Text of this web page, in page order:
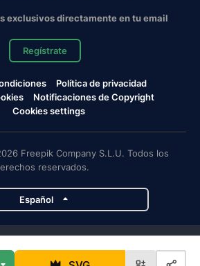
exclusivos directamente en tu email
Regístrate
Política de privacidad
Notificaciones de Copyright
Cookies settings
Freepik Company S.L.U. Todos los
reservados.
Español